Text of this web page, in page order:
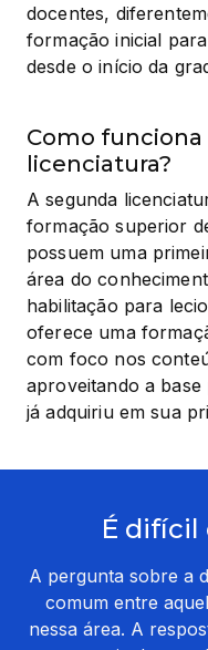
docentes,
formação inicial
desde o início da
Como funciona
licenciatura?
A segunda
formação superior
possuem uma
área do
habilitação para
oferece uma
com foco nos
aproveitando a
já adquiriu em sua
É difícil
A pergunta sobre a
comum entre
nessa área. A